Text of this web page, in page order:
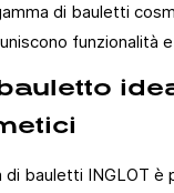
di bauletti
funzionalità
bauletti INGLOT è